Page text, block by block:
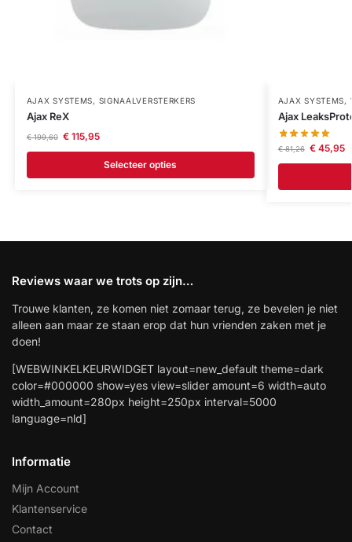
AJAX SYSTEMS, SIGNAALVERSTERKERS
Ajax ReX
€199,60 €115,95
Selecteer opties
AJAX SYSTEMS,
Ajax
€81,26 €45,95
Reviews waar we trots op zijn…
Trouwe klanten, ze komen niet zomaar terug, ze bevelen je niet
alleen aan maar ze staan erop dat hun vrienden zaken met je
doen!
[WEBWINKELKEURWIDGET layout=new_default theme=dark
color=#000000 show=yes view=slider amount=6 width=auto
width_amount=280px height=250px interval=5000
language=nld]
Informatie
Mijn Account
Klantenservice
Contact